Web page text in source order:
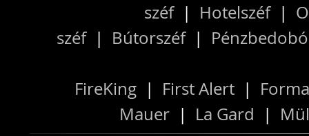
széf| Hotelszéf|
széf| Bútorszéf|
FireKing | First Alert |
Mauer | La Gard |